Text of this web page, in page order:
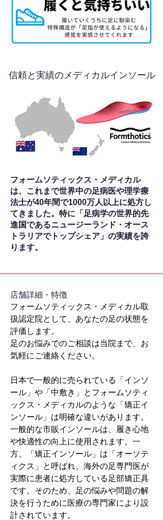
信頼と実績のメディカルインソール
フォームソティックス・メディカル
は、これまで世界中の足病医や理学療
法士が40年間で1000万人以上に処方し
てきました。特に「足病学の世界的先
進国であるニュージーランド・オース
トラリアでトップシェア」の実績を誇
ります。
​店舗詳細・特徴
フォームソティックス・メディカル取
扱認定院として、あなたの足の状態を
評価します。
足のお悩みでのご相談は当院まで、お
気軽にご連絡ください。
日本で一般的に売られている「インソ
ール」や「中敷き」とフォームソティ
ックス・メディカルのような「矯正イ
ンソール」は明確な違いがあります。
一般的な市販インソールは、履き心地
や快適性の向上に使用されます。一
方、「矯正インソール」は「オーソテ
ィクス」と呼ばれ、海外の足専門医が
実際に患者に処方している足部矯正具
です。そのため、足の悩みや問題の解
決を行うために医療の専門家により設
計されています。